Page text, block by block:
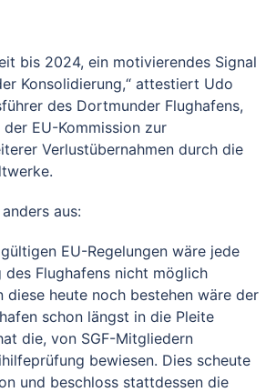
bis 2024, ein motivierendes Signal
Konsolidierung,“ attestiert Udo
des Dortmunder Flughafens,
EU-Kommission zur
Verlustübernahmen durch die
aus:
EU-Regelungen wäre jede
des Flughafens nicht möglich
diese heute noch bestehen wäre der
schon längst in die Pleite
die, von SGF-Mitgliedern
bewiesen. Dies scheute
und beschloss stattdessen die